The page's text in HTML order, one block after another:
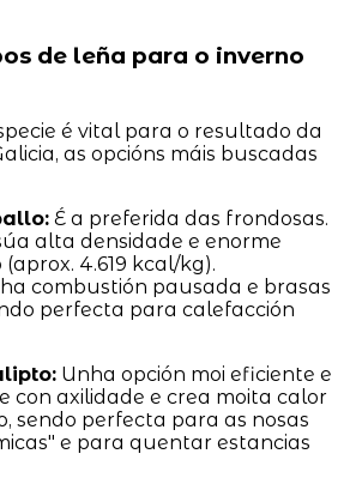
de leña para o inverno
é vital para o resultado da
as opcións máis buscadas
É a preferida das frondosas.
alta densidade e enorme
4.619 kcal/kg).
combustión pausada e brasas
perfecta para calefacción
Unha opción moi eficiente e
con axilidade e crea moita calor
sendo perfecta para as nosas
e para quentar estancias